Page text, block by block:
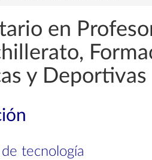
en
y Deportivas
tecnología